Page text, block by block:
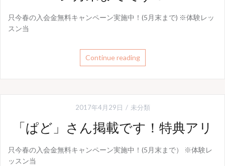
只今春の入会金無料キャンペーン実施中！(5月末まで) ※体験レッ
スン当
Continue reading
2017年4月29日 未分類
「ぱど」さん掲載です！特典アリ
只今春の入会金無料キャンペーン実施中！(5月末まで） ※体験レ
ッスン当